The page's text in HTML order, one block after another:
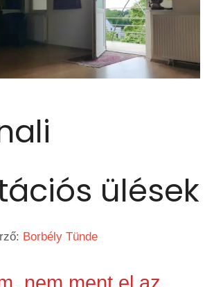
ülések
Borbély Tünde